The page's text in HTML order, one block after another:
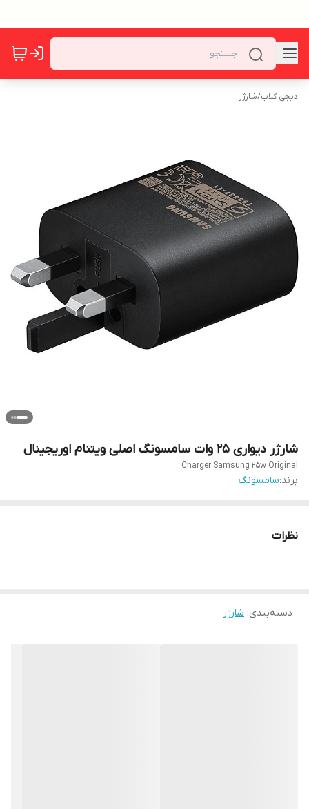
دیجی کلاب/شارژر
شارژر دیواری 25 وات سامسونگ اصلی ویتنام اوریجینال
Charger Samsung 25w Original
برند:سامسونگ
نظرات
دسته‌بندی: شارژر